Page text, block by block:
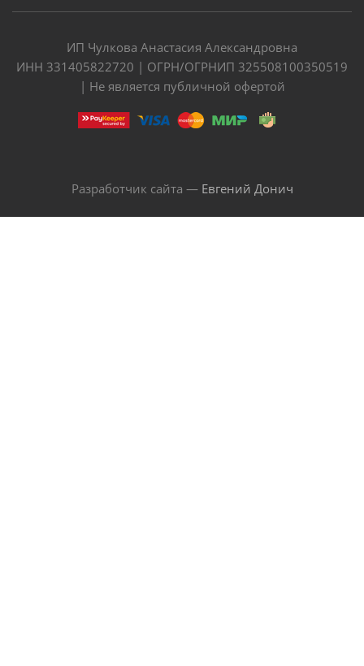
ИП Чулкова Анастасия Александровна
ИНН 331405822720 | ОГРН/ОГРНИП 325508100350519
| Не является публичной офертой
Разработчик сайта — Евгений Донич